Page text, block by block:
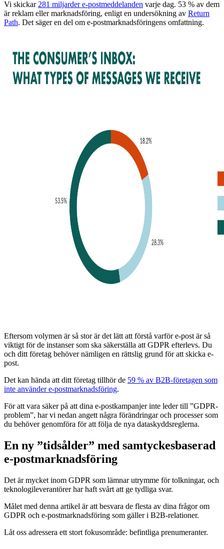
Vi skickar281 miljarder e-postmeddelanden varje dag. 53 % av dem
är reklam eller marknadsföring, enligt en undersökning av Return
Path. Det säger en del om e-postmarknadsföringens omfattning.
Eftersom volymen är så stor är det lätt att förstå varför e-post är så
viktigt för de instanser som ska säkerställa att GDPR efterlevs. Du
och ditt företag behöver nämligen en rättslig grund för att skicka e-
post.
Det kan hända att ditt företag tillhör de 59 % av B2B-företagen som
inte använder e-postmarknadsföring.
För att vara säker på att dina e-postkampanjer inte leder till ”GDPR-
problem”, har vi nedan angett några förändringar och processer som
du behöver genomföra för att följa de nya dataskyddsreglerna.
En ny ”tidsålder” med samtyckesbaserad
e-postmarknadsföring
Det är mycket inom GDPR som lämnar utrymme för tolkningar, och
teknologileverantörer har haft svårt att ge tydliga svar.
Målet med denna artikel är att besvara de flesta av dina frågor om
GDPR och e-postmarknadsföring som gäller i B2B-relationer.
Låt oss adressera ett stort fokusområde: befintliga prenumeranter.